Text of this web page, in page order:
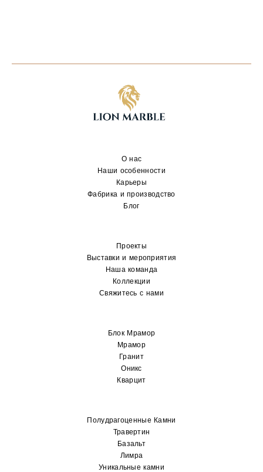
О нас
Наши особенности
Карьеры
Фабрика и производство
Блог
Проекты
Выставки и мероприятия
Наша команда
Коллекции
Свяжитесь с нами
Блок Мрамор
Мрамор
Гранит
Оникс
Кварцит
Полудрагоценные Камни
Травертин
Базальт
Лимра
Уникальные камни